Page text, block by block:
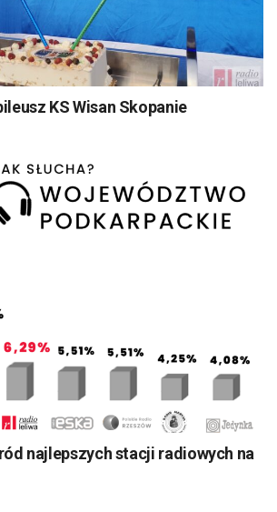
KS Wisan Skopanie
najlepszych stacji radiowych na